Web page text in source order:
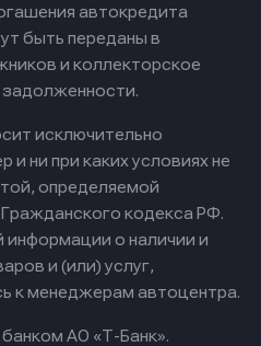
автокредита
быть переданы в
и коллекторское
задолженности.
исключительно
ни при каких условиях не
определяемой
кодекса РФ.
информации о наличии и
и (или) услуг,
к менеджерам автоцентра.
АО «Т-Банк».